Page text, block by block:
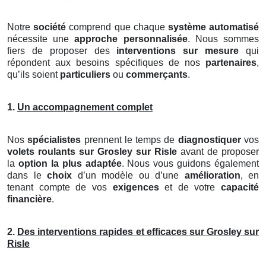
Notresociété comprend que chaque système automatisé
nécessite uneapproche personnalisée. Nous sommes
fiers de proposer des interventions sur mesure qui
répondent aux besoins spécifiques de nos partenaires,
qu’ils soient particuliers ou commerçants.
1. Un accompagnement complet
Nosspécialistes prennent le temps de diagnostiquervos
volets roulants sur Grosley sur Risle avant de proposer
la option la plus adaptée. Nous vous guidons également
dans le choix d’un modèle ou d’une amélioration, en
tenant compte de vos exigenceset de votre capacité
financière.
2. Des interventions rapides et efficaces sur Grosley sur
Risle